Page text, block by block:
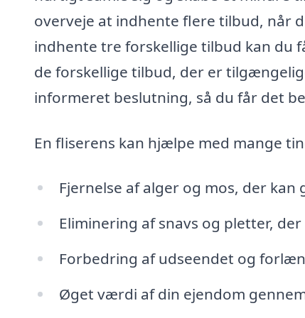
overveje at indhente flere tilbud, når
indhente tre forskellige tilbud kan du
de forskellige tilbud, der er
informeret beslutning, så du får det
En fliserens kan hjælpe med mange
Fjernelse af alger og mos, der
Eliminering af snavs og pletter,
Forbedring af udseendet og
Øget værdi af din ejendom